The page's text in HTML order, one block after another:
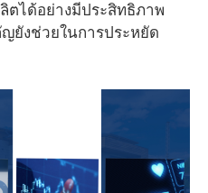
ตได้อย่างมีประสิทธิภาพ
ยังช่วยในการประหยัด